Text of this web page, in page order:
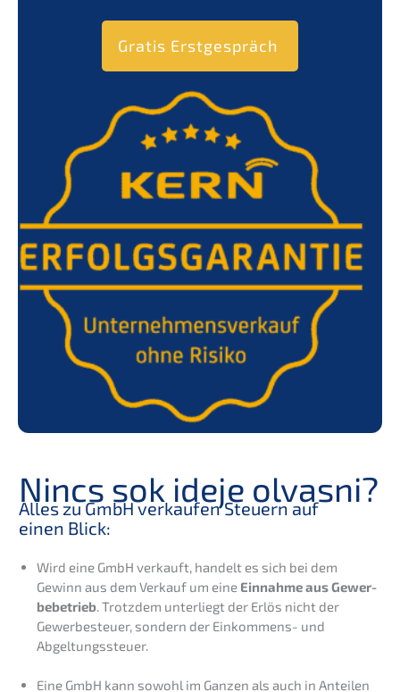
Gratis Erstge­spräch
Nincs sok ideje olvas­ni?
Alles zu GmbH verkau­fen Steuern auf
einen Blick:
Wird eine GmbH verkauft, handelt es sich bei dem
Gewinn aus dem Verkauf um eine Einnah­me aus Gewer­
be­be­trieb. Trotz­dem unter­liegt der Erlös nicht der
Gewer­be­steu­er, sondern der Einkom­mens- und
Abgeltungssteuer.
Eine GmbH kann sowohl im Ganzen als auch in Antei­len